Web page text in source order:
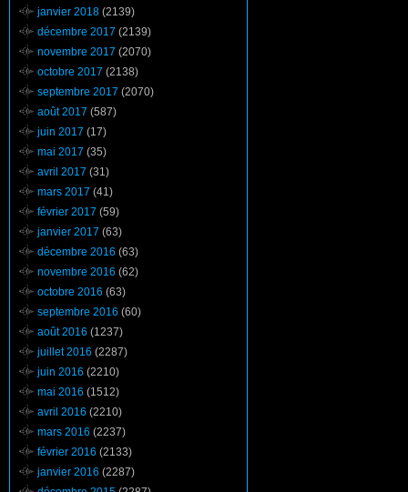
janvier 2018 (2139)
décembre 2017 (2139)
novembre 2017 (2070)
octobre 2017 (2138)
septembre 2017 (2070)
août 2017 (587)
juin 2017 (17)
mai 2017 (35)
avril 2017 (31)
mars 2017 (41)
février 2017 (59)
janvier 2017 (63)
décembre 2016 (63)
novembre 2016 (62)
octobre 2016 (63)
septembre 2016 (60)
août 2016 (1237)
juillet 2016 (2287)
juin 2016 (2210)
mai 2016 (1512)
avril 2016 (2210)
mars 2016 (2237)
février 2016 (2133)
janvier 2016 (2287)